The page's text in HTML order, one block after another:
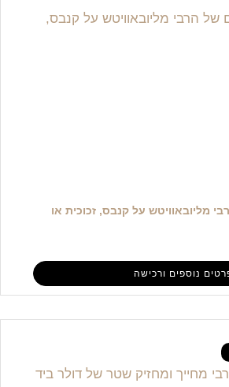
מליובאוויטש על קנבס, זכוכית או
נוספים ורכישה